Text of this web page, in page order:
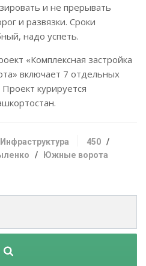
и не прерывать
и развязки. Сроки
надо успеть.
«Комплексная застройка
включает 7 отдельных
курируется
Инфраструктура 450/
/ Южные ворота